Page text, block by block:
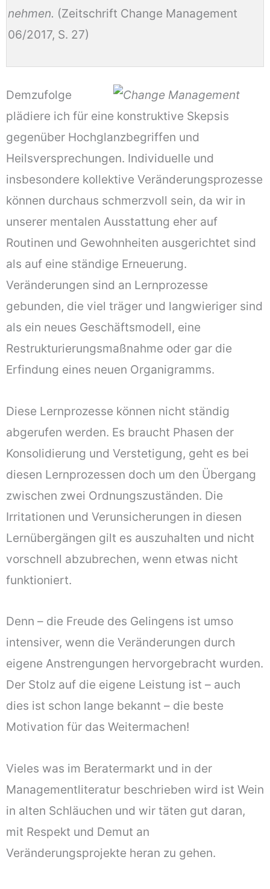
nehmen. (Zeitschrift Change Management
06/2017, S. 27)
Demzufolge
plädiere ich für eine konstruktive Skepsis
gegenüber Hochglanzbegriffen und
Heilsversprechungen. Individuelle und
insbesondere kollektive Veränderungsprozesse
können durchaus schmerzvoll sein, da wir in
unserer mentalen Ausstattung eher auf
Routinen und Gewohnheiten ausgerichtet sind
als auf eine ständige Erneuerung.
Veränderungen sind an Lernprozesse
gebunden, die viel träger und langwieriger sind
als ein neues Geschäftsmodell, eine
Restrukturierungsmaßnahme oder gar die
Erfindung eines neuen Organigramms.
Diese Lernprozesse können nicht ständig
abgerufen werden. Es braucht Phasen der
Konsolidierung und Verstetigung, geht es bei
diesen Lernprozessen doch um den Übergang
zwischen zwei Ordnungszuständen. Die
Irritationen und Verunsicherungen in diesen
Lernübergängen gilt es auszuhalten und nicht
vorschnell abzubrechen, wenn etwas nicht
funktioniert.
Denn – die Freude des Gelingens ist umso
intensiver, wenn die Veränderungen durch
eigene Anstrengungen hervorgebracht wurden.
Der Stolz auf die eigene Leistung ist – auch
dies ist schon lange bekannt – die beste
Motivation für das Weitermachen!
Vieles was im Beratermarkt und in der
Managementliteratur beschrieben wird ist Wein
in alten Schläuchen und wir täten gut daran,
mit Respekt und Demut an
Veränderungsprojekte heran zu gehen.